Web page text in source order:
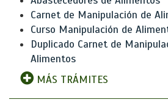
Carnet de Manipulación de
Curso Manipulación de
Duplicado Carnet de
Alimentos
MÁS TRÁMITES